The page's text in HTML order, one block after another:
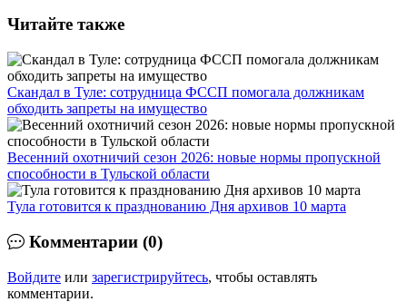
Читайте также
Скандал в Туле: сотрудница ФССП помогала должникам
обходить запреты на имущество
Весенний охотничий сезон 2026: новые нормы пропускной
способности в Тульской области
Тула готовится к празднованию Дня архивов 10 марта
Комментарии (0)
Войдите или зарегистрируйтесь, чтобы оставлять
комментарии.